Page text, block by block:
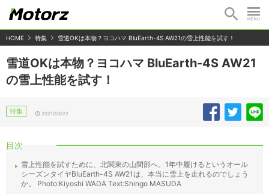
HOME 特集 雪道OKは本物？ヨコハマ BluEarth-4S AW21の雪上性能を試す！
雪道OKは本物？ヨコハマ BluEarth-4S AW21
の雪上性能を試す！
特集 2021/03/22
目次
雪上性能を試すために、北関東の山間部へ。1年中履けるというオール
シーズンタイヤBluEarth-4S AW21は、本当に雪上を走れるのでしょう
か。 Photo:Kiyoshi WADA Text:Shingo MASUDA